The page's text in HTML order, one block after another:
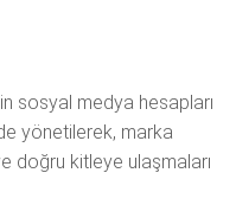
sosyal medya hesapları
yönetilerek, marka
doğru kitleye ulaşmaları